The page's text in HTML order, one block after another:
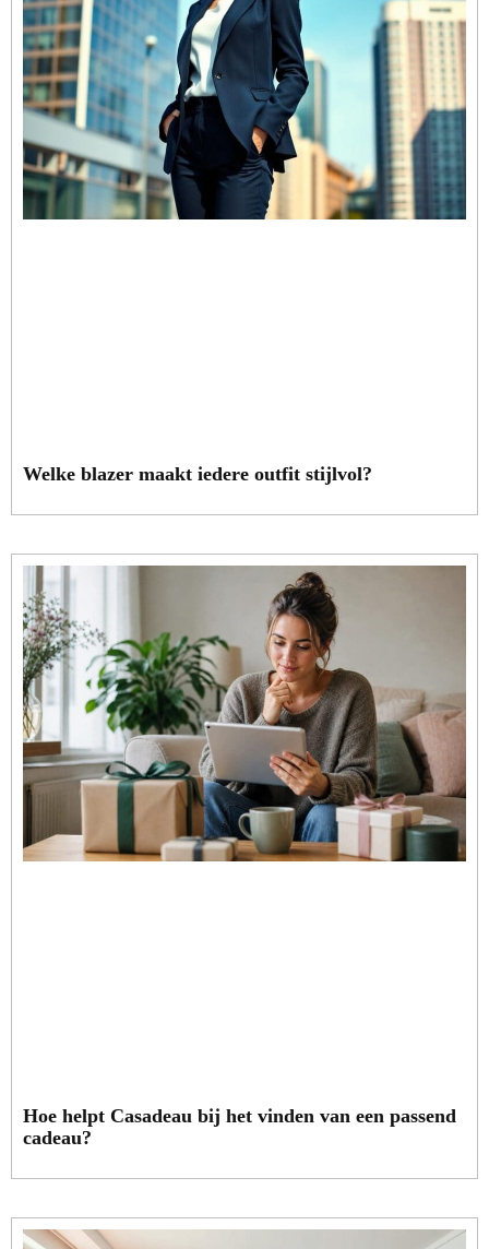
Welke blazer maakt iedere outfit stijlvol?
Hoe helpt Casadeau bij het vinden van een passend
cadeau?